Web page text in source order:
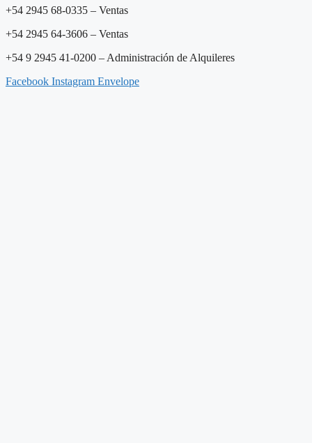
+54 2945 68-0335 – Ventas
+54 2945 64-3606 – Ventas
+54 9 2945 41-0200 – Administración de Alquileres
Facebook Instagram Envelope